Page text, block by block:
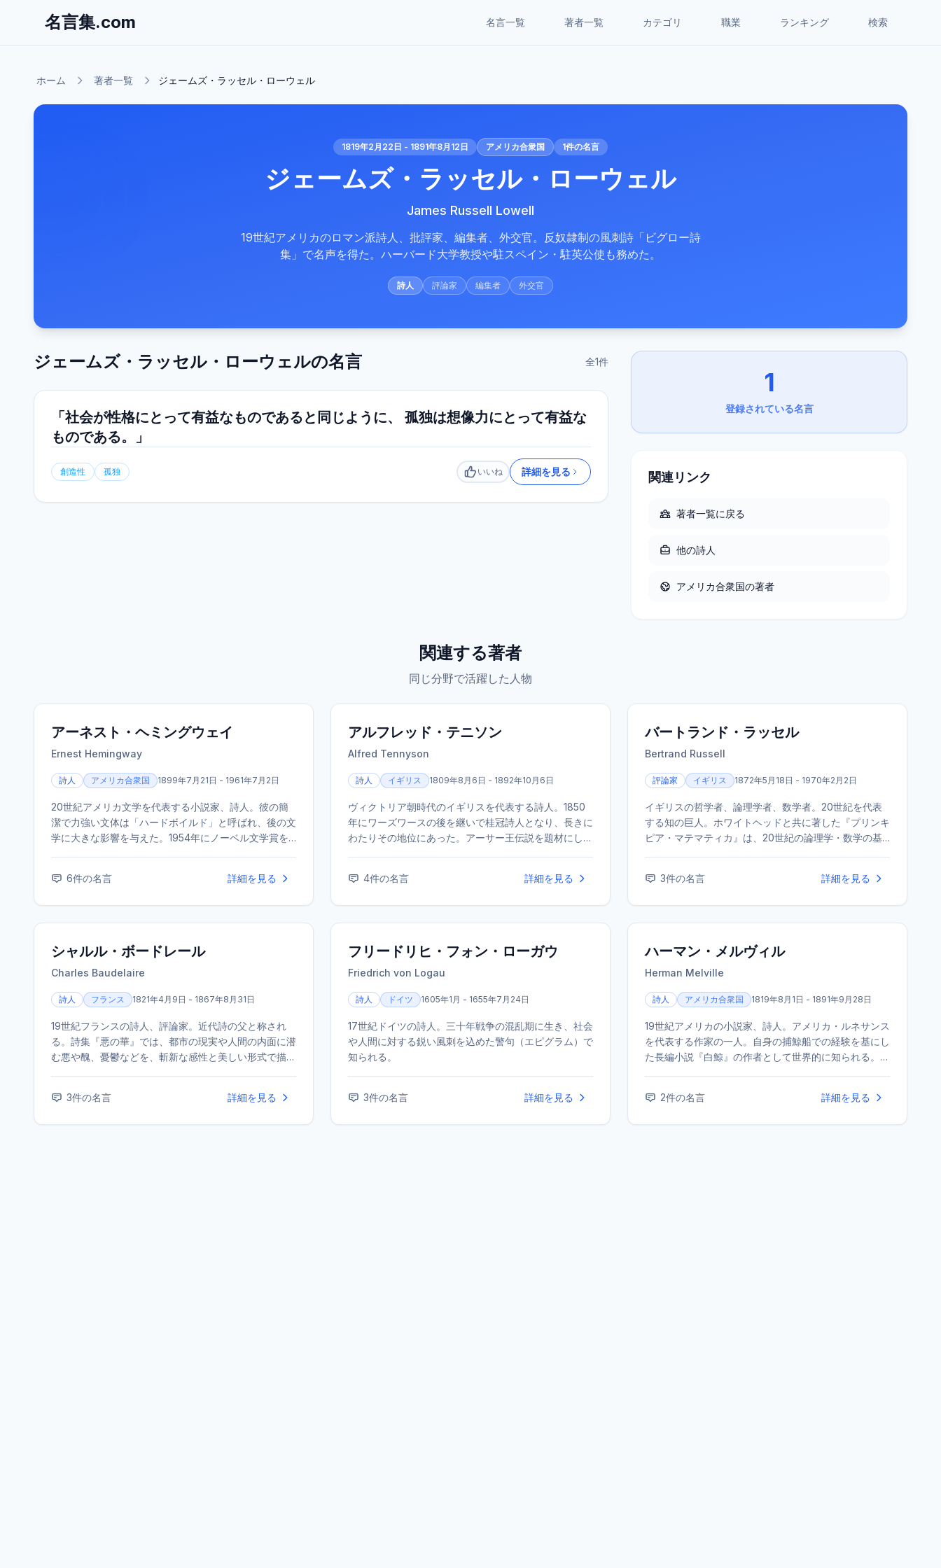
名言集.com 名言一覧 著者一覧 カテゴリ 職業 ランキング 検索
ホーム 著者一覧 ジェームズ・ラッセル・ローウェル
1819年2月22日 - 1891年8月12日 アメリカ合衆国 1件の名言
ジェームズ・ラッセル・ローウェル
James Russell Lowell
19世紀アメリカのロマン派詩人、批評家、編集者、外交官。反奴隷制の風刺詩「ビグロー詩
集」で名声を得た。ハーバード大学教授や駐スペイン・駐英公使も務めた。
詩人 評論家 編集者 外交官
ジェームズ・ラッセル・ローウェルの名言 全1件
「社会が性格にとって有益なものであると同じように、 孤独は想像力にとって有益な
ものである。」
創造性 孤独 いいね
いいね 詳細を見る
1
登録されている名言
関連リンク
著者一覧に戻る
他の詩人
アメリカ合衆国の著者
関連する著者
同じ分野で活躍した人物
アーネスト・ヘミングウェイ
Ernest Hemingway
詩人 アメリカ合衆国 1899年7月21日 - 1961年7月2日
20世紀アメリカ文学を代表する小説家、詩人。彼の簡
潔で力強い文体は「ハードボイルド」と呼ばれ、後の文
学に大きな影響を与えた。1954年にノーベル文学賞を
6件の名言 詳細を見る
アルフレッド・テニソン
Alfred Tennyson
詩人 イギリス 1809年8月6日 - 1892年10月6日
ヴィクトリア朝時代のイギリスを代表する詩人。1850
年にワーズワースの後を継いで桂冠詩人となり、長きに
わたりその地位にあった。アーサー王伝説を題材にした
4件の名言 詳細を見る
バートランド・ラッセル
Bertrand Russell
評論家 イギリス 1872年5月18日 - 1970年2月2日
イギリスの哲学者、論理学者、数学者。20世紀を代表
する知の巨人。ホワイトヘッドと共に著した『プリンキ
ピア・マテマティカ』は、20世紀の論理学・数学の基
を受賞した。
3件の名言 詳細を見る
シャルル・ボードレール
Charles Baudelaire
詩人 フランス 1821年4月9日 - 1867年8月31日
19世紀フランスの詩人、評論家。近代詩の父と称され
る。詩集『悪の華』では、都市の現実や人間の内面に潜
む悪や醜、憂鬱などを、斬新な感性と美しい形式で描き
3件の名言 詳細を見る
フリードリヒ・フォン・ローガウ
Friedrich von Logau
詩人 ドイツ 1605年1月 - 1655年7月24日
17世紀ドイツの詩人。三十年戦争の混乱期に生き、社会
や人間に対する鋭い風刺を込めた警句（エピグラム）で
知られる。
3件の名言 詳細を見る
ハーマン・メルヴィル
Herman Melville
詩人 アメリカ合衆国 1819年8月1日 - 1891年9月28日
19世紀アメリカの小説家、詩人。アメリカ・ルネサンス
を代表する作家の一人。自身の捕鯨船での経験を基にし
た長編小説『白鯨』の作者として世界的に知られる。生
2件の名言 詳細を見る